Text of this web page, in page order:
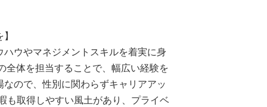
ウやマネジメントスキルを着実に身
体を担当することで、幅広い経験を
ので、性別に関わらずキャリアアッ
取得しやすい風土があり、プライベ